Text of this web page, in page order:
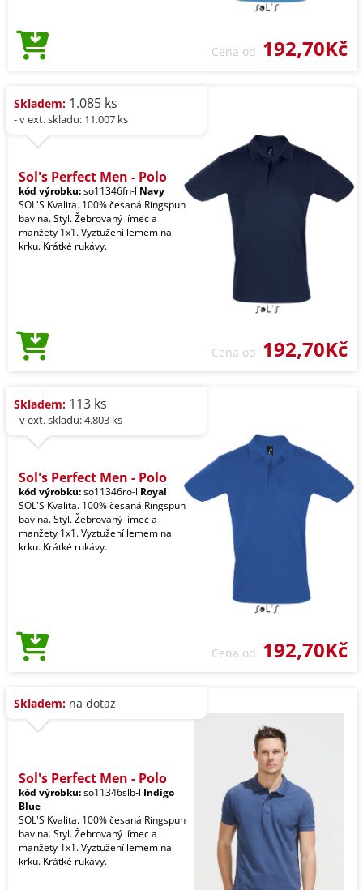
Cena od 192,70Kč
Skladem: 1.085 ks
- v ext. skladu: 11.007 ks
Sol's Perfect Men - Polo
kód výrobku:so11346fn-l Navy
SOL'S Kvalita. 100% česaná Ringspun
bavlna. Styl. Žebrovaný límec a
manžety 1x1. Vyztužení lemem na
krku. Krátké rukávy.
Cena od 192,70Kč
Skladem: 113 ks
- v ext. skladu: 4.803 ks
Sol's Perfect Men - Polo
kód výrobku:so11346ro-l Royal
SOL'S Kvalita. 100% česaná Ringspun
bavlna. Styl. Žebrovaný límec a
manžety 1x1. Vyztužení lemem na
krku. Krátké rukávy.
Cena od 192,70Kč
Skladem: na dotaz
Sol's Perfect Men - Polo
kód výrobku:so11346slb-l Indigo
Blue
SOL'S Kvalita. 100% česaná Ringspun
bavlna. Styl. Žebrovaný límec a
manžety 1x1. Vyztužení lemem na
krku. Krátké rukávy.